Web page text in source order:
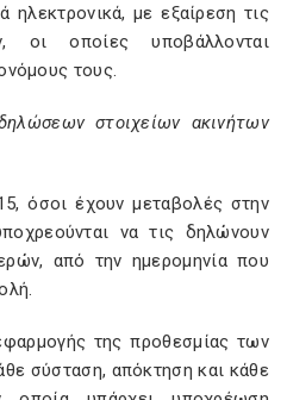
ηλεκτρονικά, με εξαίρεση τις
οι οποίες υποβάλλονται
τους.
στοιχείων ακινήτων
όσοι έχουν μεταβολές στην
να τις δηλώνουν
από την ημερομηνία που
της προθεσμίας των
σύσταση, απόκτηση και κάθε